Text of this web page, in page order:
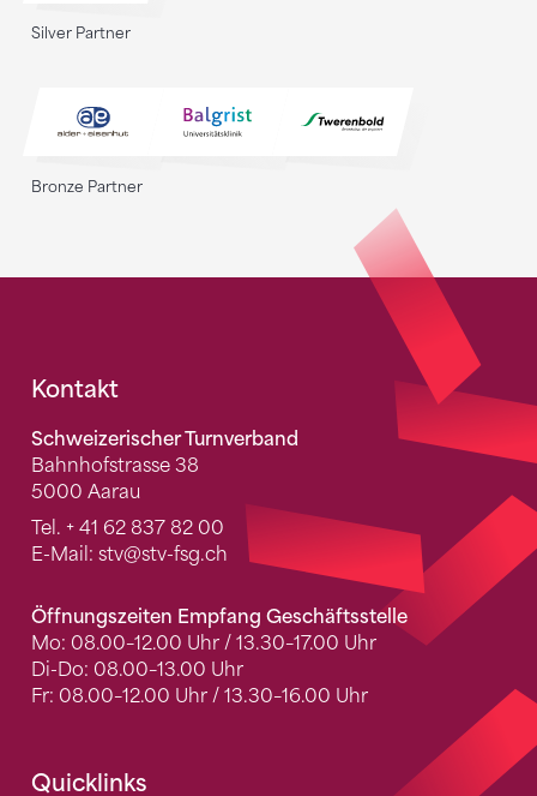
Silver Partner
Bronze Partner
Fusszeile
Kontakt
Schweizerischer Turnverband
Bahnhofstrasse 38
5000 Aarau
Tel. + 41 62 837 82 00
E-Mail: stv@stv-fsg.ch
Öffnungszeiten Empfang Geschäftsstelle
Mo: 08.00–12.00 Uhr / 13.30–17.00 Uhr
Di-Do: 08.00–13.00 Uhr
Fr: 08.00–12.00 Uhr / 13.30–16.00 Uhr
Quicklinks